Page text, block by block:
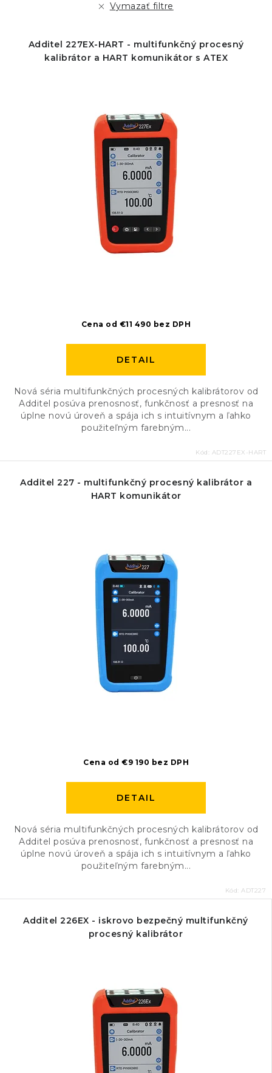
Vymazať filtre
Additel 227EX-HART - multifunkčný procesný
kalibrátor a HART komunikátor s ATEX
Cena od €11 490 bez DPH
DETAIL
Nová séria multifunkčných procesných kalibrátorov od
Additel posúva prenosnosť, funkčnosť a presnosť na
úplne novú úroveň a spája ich s intuitívnym a ľahko
použiteľným farebným...
Kód: ADT227EX-HART
Additel 227 - multifunkčný procesný kalibrátor a
HART komunikátor
Cena od €9 190 bez DPH
DETAIL
Nová séria multifunkčných procesných kalibrátorov od
Additel posúva prenosnosť, funkčnosť a presnosť na
úplne novú úroveň a spája ich s intuitívnym a ľahko
použiteľným farebným...
Kód: ADT227
Additel 226EX - iskrovo bezpečný multifunkčný
procesný kalibrátor